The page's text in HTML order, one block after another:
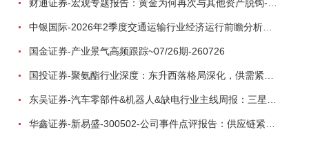
中银国际-2026年2季度交通运输行业经济运行前瞻分析：地缘冲突致航运和航空景气度分化，交通基础设施板块总体呈现稳健特征-260724
国金证券-产业景气高频跟踪~07/26期-260726